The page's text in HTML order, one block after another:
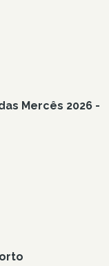
Mercês 2026 -